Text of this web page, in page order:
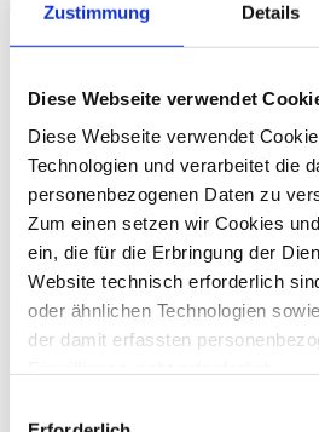
Zustimmung Details
Diese Webseite verwendet
Diese Webseite verwendet
Technologien und verarbeitet die
personenbezogenen Daten zu
Zum einen setzen wir Cookies
ein, die für die Erbringung der
Website technisch erforderlich
oder ähnlichen Technologien
der damit erfassten
mit Ihrer ausdrücklichen
FAQ – Fragen zum
Geschäftsführerhaftung
Welche Voraussetzungen
der Organe wie
Aufsichtsräte erfüllt sein?
Die Haftung setzt voraus, dass ein
kann einmaterieller Schaden
Vermögenswerts, insbesondere von
immaterieller Schadenin Form eines
Organ muss den
Schaden verursacht
Verschulden vorliegen. Dabei haftet
Unternehmens, wie z.B. ein
Unwissenheit über einen Vorgang